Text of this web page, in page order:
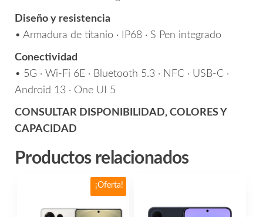
Diseño y resistencia
• Armadura de titanio · IP68 · S Pen integrado
Conectividad
• 5G · Wi-Fi 6E · Bluetooth 5.3 · NFC · USB-C ·
Android 13 · One UI 5
CONSULTAR DISPONIBILIDAD, COLORES Y
CAPACIDAD
Productos relacionados
¡Oferta!
tiene